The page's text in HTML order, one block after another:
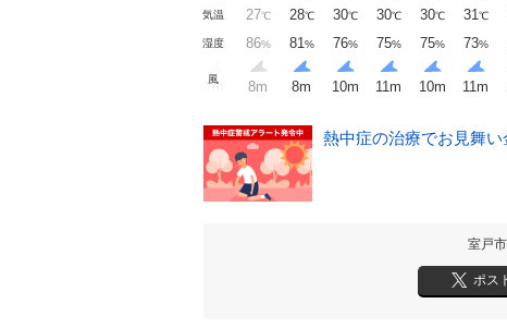
気温
27℃ 27℃ 28℃ 30℃ 30℃ 30℃ 31℃
湿度
85% 86% 81% 76% 75% 75% 73%
風
7m 8m 8m 10m 11m 10m 11m
熱中症の治療でお見舞
室戸
ポス